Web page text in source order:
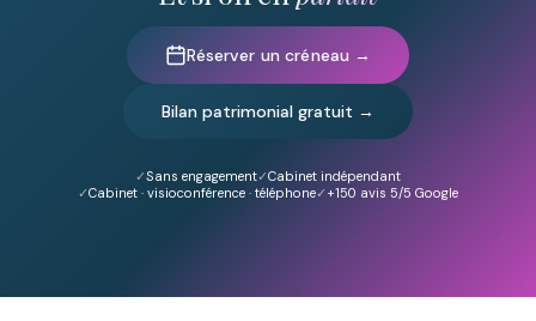
Réserver un créneau →
Bilan patrimonial gratuit →
Sans engagement
Cabinet indépendant
Cabinet · visioconférence · téléphone
+150 avis 5/5 Google